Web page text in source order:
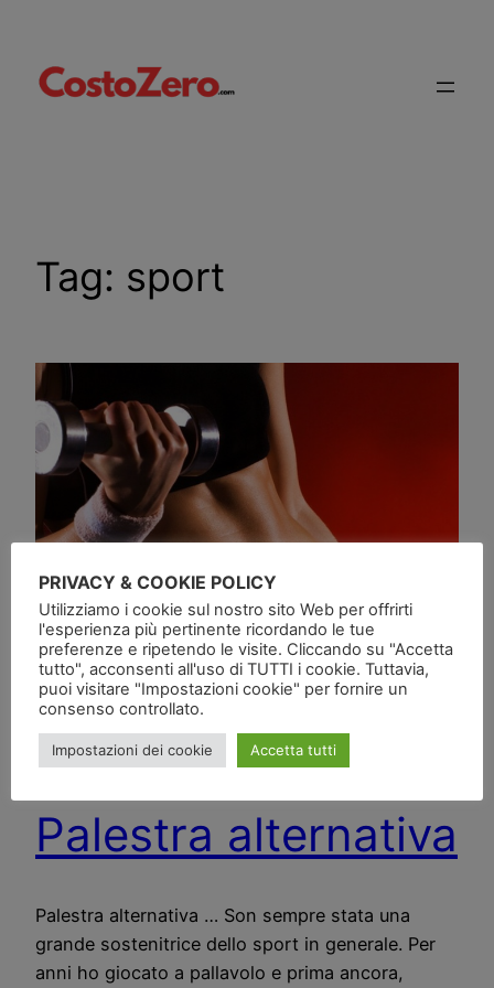
contenuto
Tag: sport
Palestra alternativa
Palestra alternativa … Son sempre stata una
grande sostenitrice dello sport in generale. Per
anni ho giocato a pallavolo e prima ancora,
PRIVACY & COOKIE POLICY
Utilizziamo i cookie sul nostro sito Web per offrirti
l'esperienza più pertinente ricordando le tue
preferenze e ripetendo le visite. Cliccando su "Accetta
tutto", acconsenti all'uso di TUTTI i cookie. Tuttavia,
puoi visitare "Impostazioni cookie" per fornire un
consenso controllato.
Impostazioni dei cookie Accetta tutti